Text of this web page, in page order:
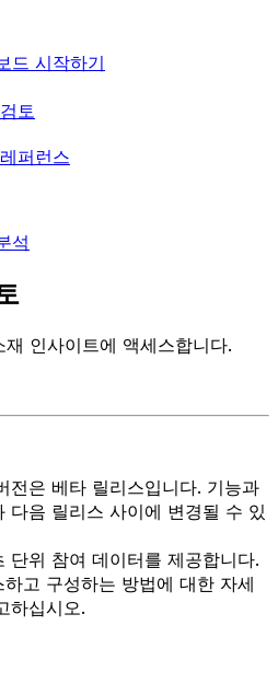
드 시작하기
토
퍼런스
석
인사이트에 액세스합니다.
전은 베타 릴리스입니다. 기능과
다음 릴리스 사이에 변경될 수 있
단위 참여 데이터를 제공합니다.
고 구성하는 방법에 대한 자세
하십시오.